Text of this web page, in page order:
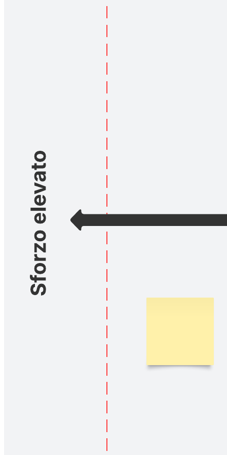
Usa questa matrice impatto-sforzo per organizzare e ordinare le idee